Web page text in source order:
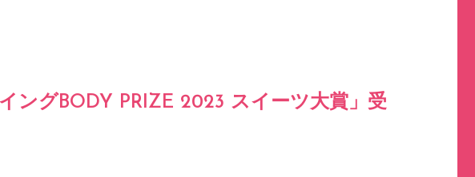
ングBODY PRIZE 2023 スイーツ大賞」受